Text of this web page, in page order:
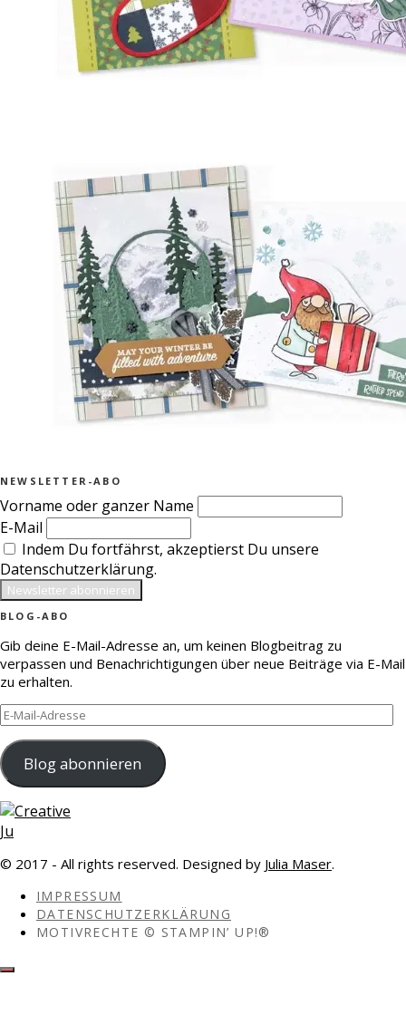
NEWSLETTER-ABO
Vorname oder ganzer Name
E-Mail
Indem Du fortfährst, akzeptierst Du unsere
Datenschutzerklärung.
BLOG-ABO
Gib deine E-Mail-Adresse an, um keinen Blogbeitrag zu
verpassen und Benachrichtigungen über neue Beiträge via E-Mail
zu erhalten.
E-
Mail-
Adresse
Blog abonnieren
© 2017 - All rights reserved. Designed by Julia Maser.
IMPRESSUM
DATENSCHUTZERKLÄRUNG
MOTIVRECHTE © STAMPIN’ UP!®